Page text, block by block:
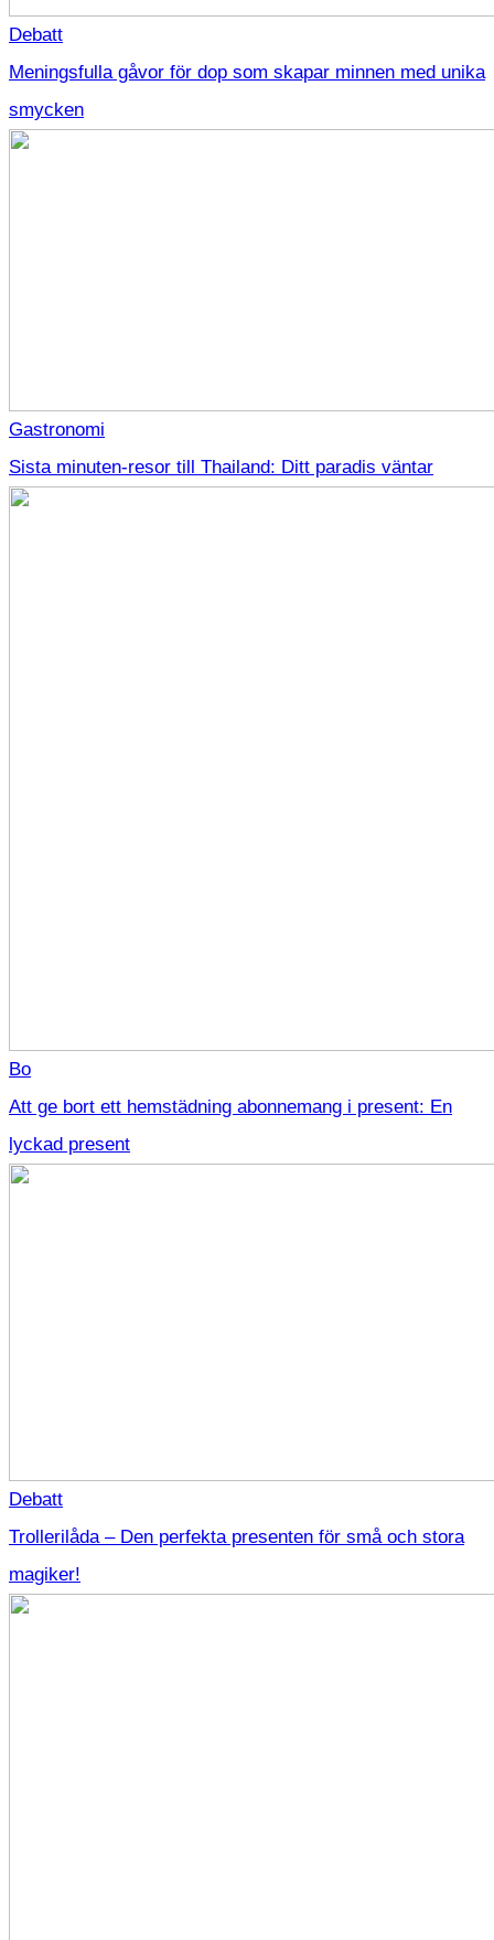
Debatt
Meningsfulla gåvor för dop som skapar minnen med unika
smycken
Gastronomi
Sista minuten-resor till Thailand: Ditt paradis väntar
Bo
Att ge bort ett hemstädning abonnemang i present: En
lyckad present
Debatt
Trollerilåda – Den perfekta presenten för små och stora
magiker!